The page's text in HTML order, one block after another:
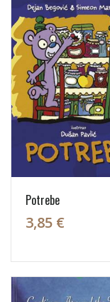
Potrebe
3,85 €